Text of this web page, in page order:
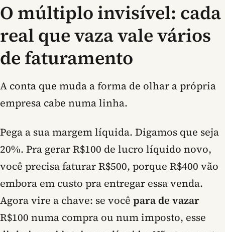
O múltiplo invisível: cada
real que vaza vale vários
de faturamento
A conta que muda a forma de olhar a própria
empresa cabe numa linha.
Pega a sua margem líquida. Digamos que seja
20%. Pra gerar R$100 de lucro líquido novo,
você precisa faturar R$500, porque R$400 vão
embora em custo pra entregar essa venda.
Agora vire a chave: se você para de vazar
R$100 numa compra ou num imposto, esse